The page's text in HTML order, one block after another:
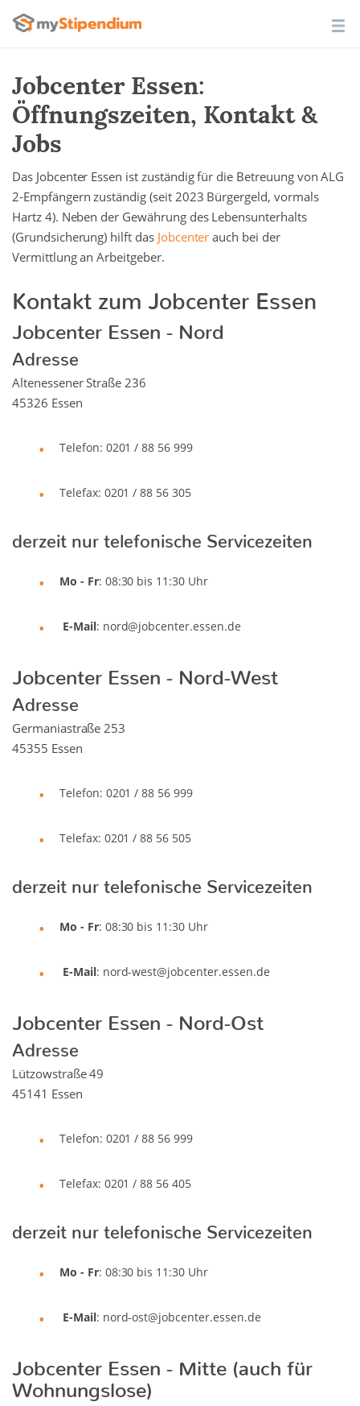
Jobcenter Essen:
Öffnungszeiten, Kontakt &
Jobs
Das Jobcenter Essen ist zuständig für die Betreuung von ALG
2-Empfängern zuständig (seit 2023 Bürgergeld, vormals
Hartz 4). Neben der Gewährung des Lebensunterhalts
(Grundsicherung) hilft das Jobcenter auch bei der
Vermittlung an Arbeitgeber.
Kontakt zum Jobcenter Essen
Jobcenter Essen - Nord
Adresse
Altenessener Straße 236
45326 Essen
Telefon: 0201 / 88 56 999
Telefax: 0201 / 88 56 305
derzeit nur telefonische Servicezeiten
Mo - Fr: 08:30 bis 11:30 Uhr
E-Mail: nord@jobcenter.essen.de
Jobcenter Essen - Nord-West
Adresse
Germaniastraße 253
45355 Essen
Telefon: 0201 / 88 56 999
Telefax: 0201 / 88 56 505
derzeit nur telefonische Servicezeiten
Mo - Fr: 08:30 bis 11:30 Uhr
E-Mail: nord-west@jobcenter.essen.de
Jobcenter Essen - Nord-Ost
Adresse
Lützowstraße 49
45141 Essen
Telefon: 0201 / 88 56 999
Telefax: 0201 / 88 56 405
derzeit nur telefonische Servicezeiten
Mo - Fr: 08:30 bis 11:30 Uhr
E-Mail: nord-ost@jobcenter.essen.de
Jobcenter Essen - Mitte (auch für
Wohnungslose)